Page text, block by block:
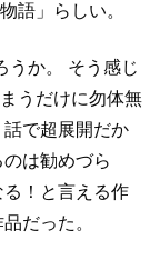
語」らしい。
か。
そう感じ
うだけに勿体無
話で超展開だか
は勧めづら
る！と言える作
だった。